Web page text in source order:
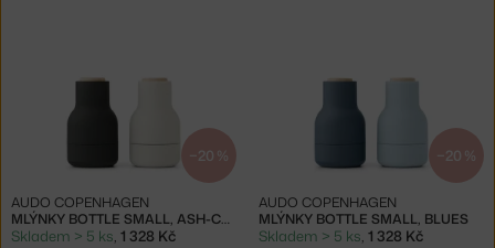
−20 %
MLÝNKY BOTTLE SMALL, ASH-CARBON
AUDO COPENHAGEN
Skladem > 5 ks, 1 328 Kč
−20 %
MLÝNKY BOTTLE SMALL, BLUES
AUDO COPENHAGEN
Skladem > 5 ks, 1 328 Kč